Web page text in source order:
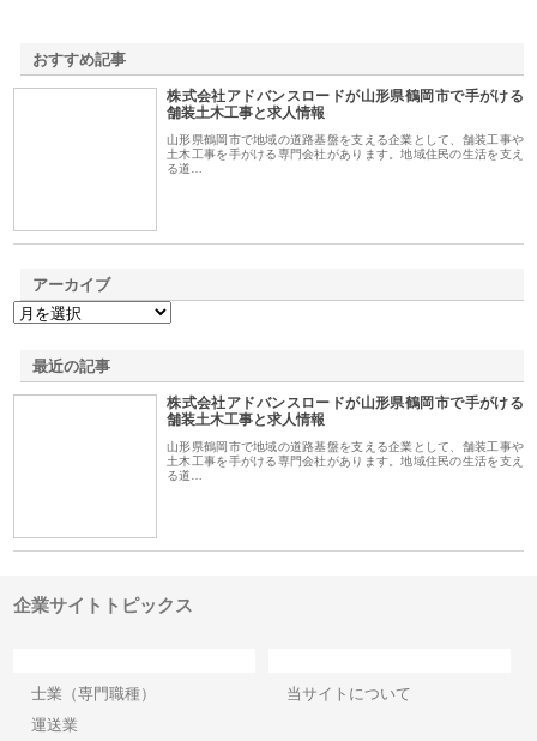
おすすめ記事
株式会社アドバンスロードが山形県鶴岡市で手がける
舗装土木工事と求人情報
山形県鶴岡市で地域の道路基盤を支える企業として、舗装工事や
土木工事を手がける専門会社があります。地域住民の生活を支え
る道…
アーカイブ
最近の記事
株式会社アドバンスロードが山形県鶴岡市で手がける
舗装土木工事と求人情報
山形県鶴岡市で地域の道路基盤を支える企業として、舗装工事や
土木工事を手がける専門会社があります。地域住民の生活を支え
る道…
企業サイトトピックス
士業（専門職種）
運送業
当サイトについて